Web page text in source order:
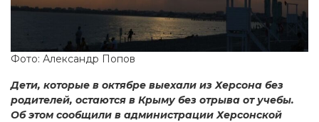
Фото: Александр Попов
Дети, которые в октябре выехали из Херсона без
родителей, остаются в Крыму без отрыва от учебы.
Об этом сообщили в администрации Херсонской